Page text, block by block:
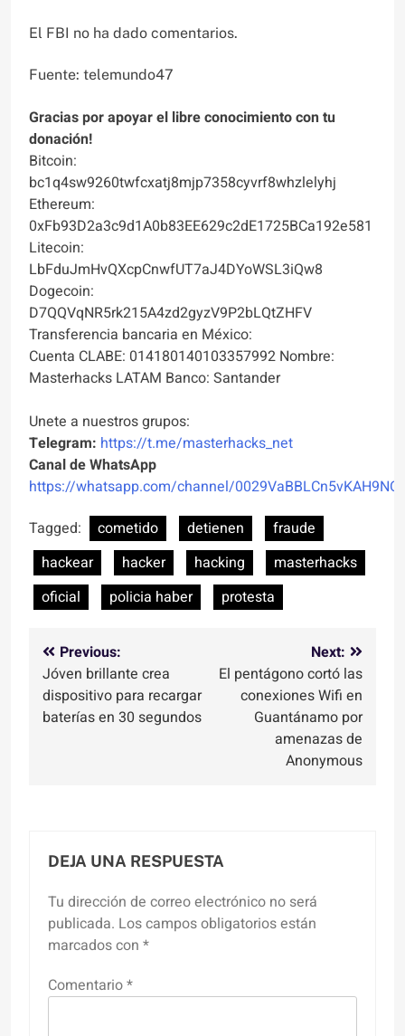
El FBI no ha dado comentarios.
Fuente: telemundo47
Gracias por apoyar el libre conocimiento con tu
donación!
Bitcoin:
bc1q4sw9260twfcxatj8mjp7358cyvrf8whzlelyhj
Ethereum:
0xFb93D2a3c9d1A0b83EE629c2dE1725BCa192e581
Litecoin:
LbFduJmHvQXcpCnwfUT7aJ4DYoWSL3iQw8
Dogecoin:
D7QQVqNR5rk215A4zd2gyzV9P2bLQtZHFV
Transferencia bancaria en México:
Cuenta CLABE: 014180140103357992 Nombre:
Masterhacks LATAM Banco: Santander
Unete a nuestros grupos:
Telegram: https://t.me/masterhacks_net
Canal de WhatsApp
https://whatsapp.com/channel/
Tagged:
cometido detienen
fraude
hackear
hacker hacking
masterhacks
oficial
policia haber protesta
Navegación
de
entradas
Previous:
Jóven brillante crea
dispositivo para recargar
baterías en 30 segundos
Next:
El pentágono cortó las
conexiones Wifi en
Guantánamo por
amenazas de
Anonymous
DEJA UNA RESPUESTA
Tu dirección de correo electrónico no será
publicada. Los campos obligatorios están
marcados con *
Comentario*